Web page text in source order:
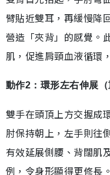
臂貼近雙耳，再緩慢降
營造「夾背」的感覺。
肌，促進肩頸血液循環
動作2：環形左右伸展（
雙手在頭頂上方交握成
肘保持朝上，左手則往
有效延展側腰、背闊肌
例，令身形顯得更修長。